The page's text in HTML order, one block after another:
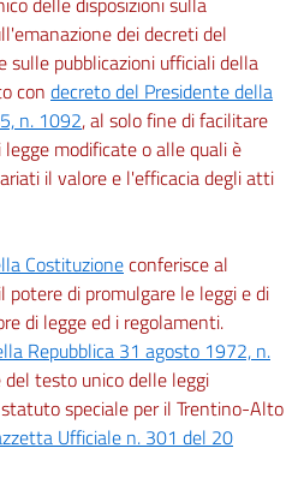
dei decreti del
sulle pubblicazioni ufficiali della
con decreto del Presidente della
n. 1092, al solo fine di facilitare
modificate o alle quali è
il valore e l'efficacia degli atti
Costituzioneconferisce al
potere di promulgare le leggi e di
di legge ed i regolamenti.
Repubblica 31 agosto 1972, n.
testo unico delle leggi
speciale per il Trentino-Alto
Ufficiale n. 301 del 20